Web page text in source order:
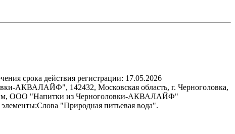
срока действия регистрации: 17.05.2026
АКВАЛАЙФ", 142432, Московская область, г. Черноголовка,
км, ООО "Напитки из Черноголовки-АКВАЛАЙФ"
Слова "Природная питьевая вода".